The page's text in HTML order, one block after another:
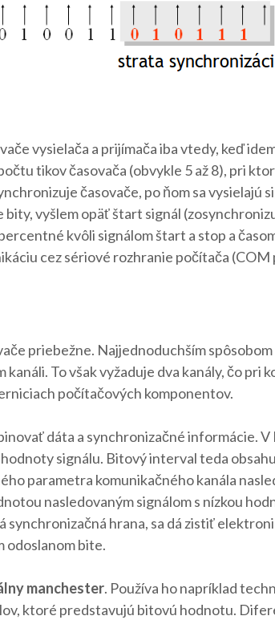
vysielača a prijímača iba vtedy, keď
tikov časovača (obvykle 5 až 8), pri
časovače, po ňom sa
vyšlem opäť štart signál
kvôli signálom štart a stop a
cez sériové rozhranie počítača
priebežne. Najjednoduchším
To však vyžaduje dva kanály, čo pri
počítačových komponentov.
dáta a synchronizačné informácie.
signálu. Bitový interval teda
parametra komunikačného kanála
nasledovaným signálom s nízkou
hrana, sa dá zistiť
odoslanom bite.
manchester. Používa ho napríklad
ktoré predstavujú bitovú hodnotu.